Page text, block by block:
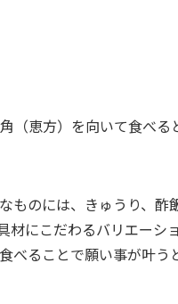
（恵方）を向いて食べる
ものには、きゅうり、酢
材にこだわるバリエーシ
ることで願い事が叶う